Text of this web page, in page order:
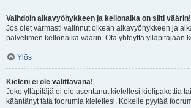
Vaihdoin aikavyöhykkeen ja kellonaika on silti väärin!
Jos olet varmasti valinnut oikean aikavyöhykkeen ja
palvelimen kellonaika väärin. Ota yhteyttä ylläpitäjään
Ylös
Kieleni ei ole valittavana!
Joko ylläpitäjä ei ole asentanut kielellesi kielipakettia
kääntänyt tätä foorumia kielellesi. Kokeile pyytää